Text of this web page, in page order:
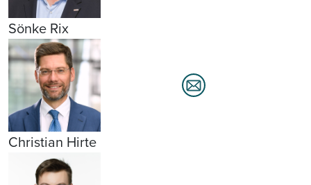
Sönke Rix
Christian Hirte